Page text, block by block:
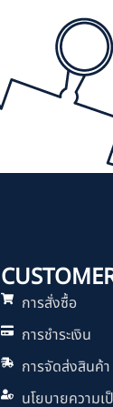
การสั่งซื้อ
การชำระเงิน
การจัดส่งสินค้า
นโยบายความ